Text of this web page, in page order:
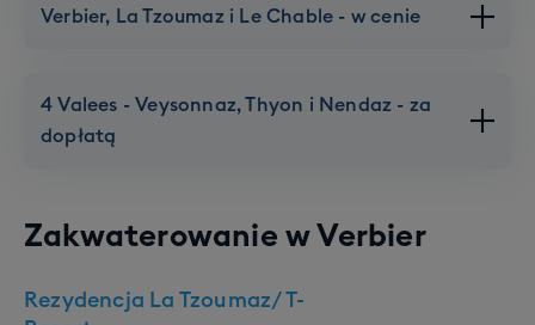
Verbier, La Tzoumaz i Le Chable - w cenie
Verbier, La Tzoumaz i Le Chable
4 Valees - Veysonnaz, Thyon i Nendaz - za
dopłatą
Zakwaterowanie w Verbier
Rezydencja La Tzoumaz/ T-